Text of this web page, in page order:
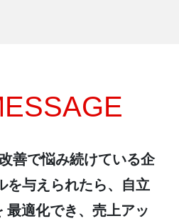
善で悩み続けている企
を与えられたら、自立
最適化でき、売上アッ